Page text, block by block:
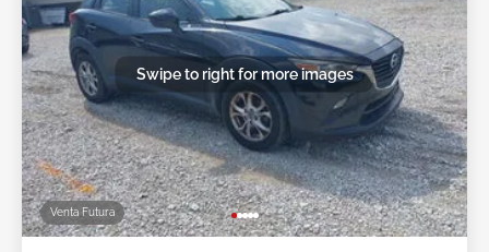
Venta Futura
Swipe to right for more images